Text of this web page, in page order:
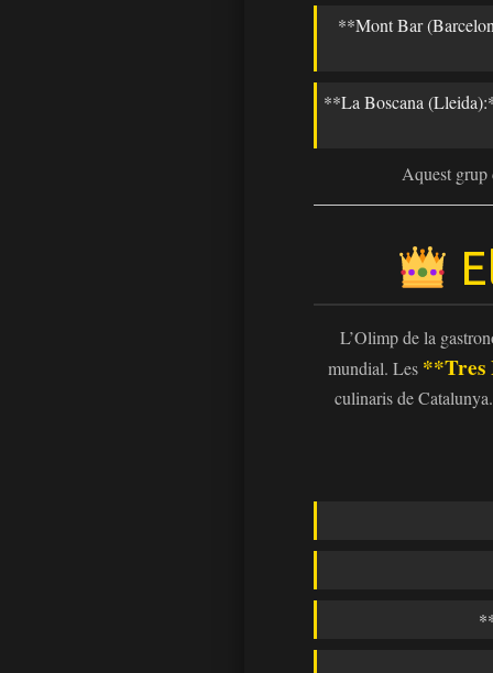
**Mont Bar
**La Boscana
Aquest grup
L’Olimp de la
mundial. Les **Tres
culinaris de